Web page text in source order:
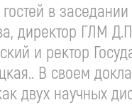
в
директор ГЛМ
и ректор
В своем
двух научных